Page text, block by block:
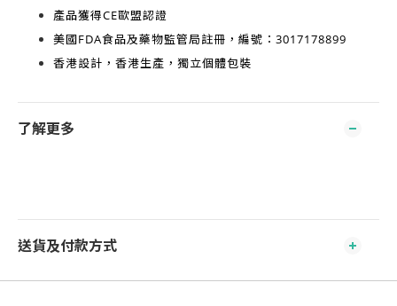
產品獲得CE歐盟認證
美國FDA食品及藥物監管局註冊，編號：3017178899
香港設計，香港生產 ，獨立個體包裝
了解更多
送貨及付款方式